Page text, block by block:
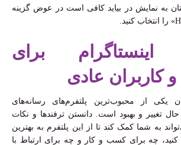
به نمایش در بیاید کافی است در عوض گزینه
اینستاگرام برای
کاربران عادی
یکی از محبوب‌ترین پلتفرم‌های رسانه‌های
تغییر و بهبود است. دانستن ترفندها و نکات
به شما کمک کند تا از این پلتفرم به بهترین
چه برای کسب و کار و چه برای ارتباط با